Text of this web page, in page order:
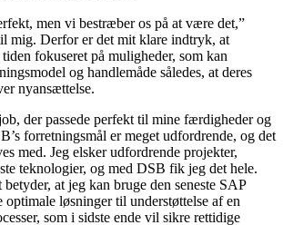
men vi bestræber os på at være det,”
mig. Derfor er det mit klare indtryk, at
fokuseret på muligheder, som kan
og handlemåde således, at deres
nyansættelse.
der passede perfekt til mine færdigheder og
forretningsmål er meget udfordrende, og det
med. Jeg elsker udfordrende projekter,
teknologier, og med DSB fik jeg det hele.
at jeg kan bruge den seneste SAP
løsninger til understøttelse af en
som i sidste ende vil sikre rettidige